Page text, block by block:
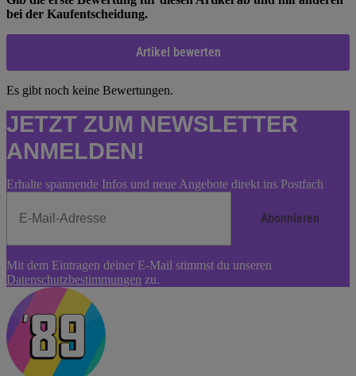
bei der Kaufentscheidung.
Artikel bewerten
Es gibt noch keine Bewertungen.
JETZT ZUM NEWSLETTER
ANMELDEN!
Erhalte spannende Infos und neue Angebote direkt ins Postfach
Abonnieren
Abonnieren
Mit dem Eintragen deiner E-Mail stimmst du unseren
Datenschutzbestimmungen zu.